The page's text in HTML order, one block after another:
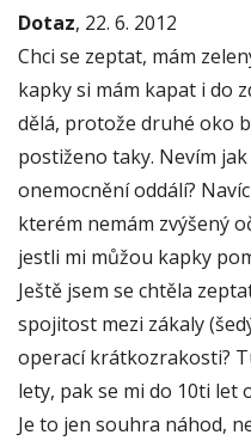
Dotaz, 22. 6. 2012
Chci se zeptat, mám
kapky si mám kapat i do
dělá, protože druhé oko
postiženo taky. Nevím
onemocnění oddálí?
kterém nemám zvýšený
jestli mi můžou kapky
Ještě jsem se chtěla
spojitost mezi zákaly
operací krátkozrakosti?
lety, pak se mi do 10ti let
Je to jen souhra náhod,